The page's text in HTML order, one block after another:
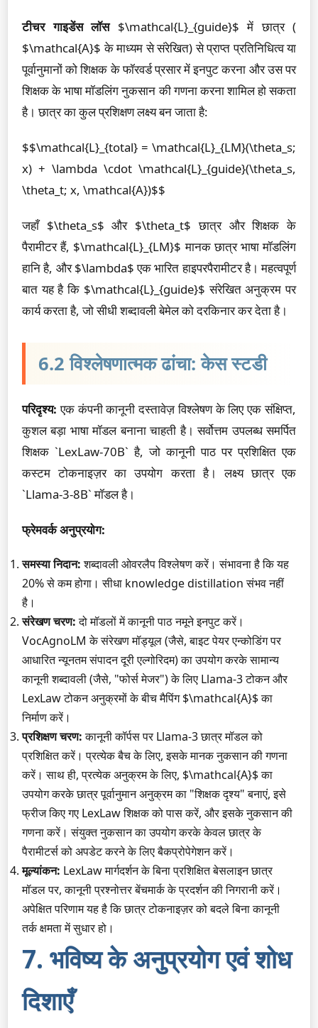
टीचर गाइडेंस लॉस$\mathcal{L}_{guide}$ में छात्र (
$\mathcal{A}$ के माध्यम से संरेखित) से प्राप्त प्रतिनिधित्व या
पूर्वानुमानों को शिक्षक के फॉरवर्ड प्रसार में इनपुट करना और उस पर
शिक्षक के भाषा मॉडलिंग नुकसान की गणना करना शामिल हो सकता
है। छात्र का कुल प्रशिक्षण लक्ष्य बन जाता है:
$$\mathcal{L}_{total} = \mathcal{L}_{LM}(\theta_s;
x) + \lambda \cdot \mathcal{L}_{guide}(\theta_s,
\theta_t; x, \mathcal{A})$$
जहाँ $\theta_s$ और $\theta_t$ छात्र और शिक्षक के
पैरामीटर हैं, $\mathcal{L}_{LM}$ मानक छात्र भाषा मॉडलिंग
हानि है, और $\lambda$ एक भारित हाइपरपैरामीटर है। महत्वपूर्ण
बात यह है कि $\mathcal{L}_{guide}$ संरेखित अनुक्रम पर
कार्य करता है, जो सीधी शब्दावली बेमेल को दरकिनार कर देता है।
6.2 विश्लेषणात्मक ढांचा: केस स्टडी
परिदृश्य: एक कंपनी कानूनी दस्तावेज़ विश्लेषण के लिए एक संक्षिप्त,
कुशल बड़ा भाषा मॉडल बनाना चाहती है। सर्वोत्तम उपलब्ध समर्पित
शिक्षक `LexLaw-70B` है, जो कानूनी पाठ पर प्रशिक्षित एक
कस्टम टोकनाइज़र का उपयोग करता है। लक्ष्य छात्र एक
`Llama-3-8B` मॉडल है।
फ्रेमवर्क अनुप्रयोग:
समस्या निदान:शब्दावली ओवरलैप विश्लेषण करें। संभावना है कि यह
20% से कम होगा। सीधा knowledge distillation संभव नहीं
है।
संरेखण चरण:दो मॉडलों में कानूनी पाठ नमूने इनपुट करें।
VocAgnoLM के संरेखण मॉड्यूल (जैसे, बाइट पेयर एन्कोडिंग पर
आधारित न्यूनतम संपादन दूरी एल्गोरिदम) का उपयोग करके सामान्य
कानूनी शब्दावली (जैसे, "फोर्स मेजर") के लिए Llama-3 टोकन और
LexLaw टोकन अनुक्रमों के बीच मैपिंग $\mathcal{A}$ का
निर्माण करें।
प्रशिक्षण चरण:कानूनी कॉर्पस पर Llama-3 छात्र मॉडल को
प्रशिक्षित करें। प्रत्येक बैच के लिए, इसके मानक नुकसान की गणना
करें। साथ ही, प्रत्येक अनुक्रम के लिए, $\mathcal{A}$ का
उपयोग करके छात्र पूर्वानुमान अनुक्रम का "शिक्षक दृश्य" बनाएं, इसे
फ्रीज किए गए LexLaw शिक्षक को पास करें, और इसके नुकसान की
गणना करें। संयुक्त नुकसान का उपयोग करके केवल छात्र के
पैरामीटर्स को अपडेट करने के लिए बैकप्रोपेगेशन करें।
मूल्यांकन: LexLaw मार्गदर्शन के बिना प्रशिक्षित बेसलाइन छात्र
मॉडल पर, कानूनी प्रश्नोत्तर बेंचमार्क के प्रदर्शन की निगरानी करें।
अपेक्षित परिणाम यह है कि छात्र टोकनाइज़र को बदले बिना कानूनी
तर्क क्षमता में सुधार हो।
7. भविष्य के अनुप्रयोग एवं शोध
दिशाएँ